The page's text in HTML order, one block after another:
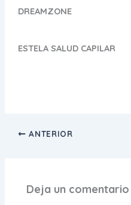
DREAMZONE
ESTELA SALUD CAPILAR
ANTERIOR
Deja un comentario